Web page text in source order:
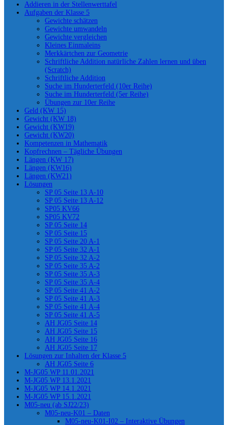
Addieren in der Stellenwerttafel
Aufgaben der Klasse 5
Gewichte schätzen
Gewichte umwandeln
Gewichte vergleichen
Kleines Einmaleins
Merkkärtchen zur Geometrie
Schriftliche Addition natürliche Zahlen lernen und üben
(Scratch)
Schriftliche Addition
Suche im Hunderterfeld (10er Reihe)
Suche im Hunderterfeld (5er Reihe)
Übungen zur 10er Reihe
Geld (KW 15)
Gewicht (KW 18)
Gewicht (KW19)
Gewicht (KW20)
Kompetenzen in Mathematik
Kopfrechnen – Tägliche Übungen
Längen (KW 17)
Längen (KW16)
Längen (KW21)
Lösungen
SP 05 Seite 13 A-10
SP 05 Seite 13 A-12
SP05 KV66
SP05 KV72
SP 05 Seite 14
SP 05 Seite 15
SP 05 Seite 20 A-1
SP 05 Seite 32 A-1
SP 05 Seite 32 A-2
SP 05 Seite 35 A-2
SP 05 Seite 35 A-3
SP 05 Seite 35 A-4
SP 05 Seite 41 A-2
SP 05 Seite 41 A-3
SP 05 Seite 41 A-4
SP 05 Seite 41 A-5
AH JG05 Seite 14
AH JG05 Seite 15
AH JG05 Seite 16
AH JG05 Seite 17
Lösungen zur Inhalten der Klasse 5
AH JG05 Seite 6
M-JG05 WP 11.01.2021
M-JG05 WP 13.1.2021
M-JG05 WP 14.1.2021
M-JG05 WP 15.1.2021
M05-neu (ab SJ22/23)
M05-neu-K01 – Daten
M05-neu-K01-I02 – Interaktive Übungen